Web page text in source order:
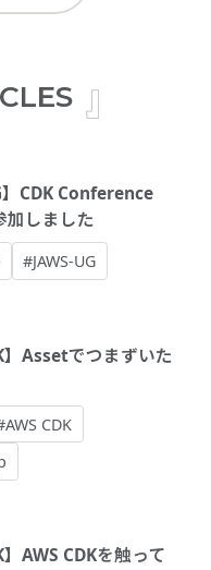
】CDK Conference
加しました
#JAWS-UG
】Assetでつまずいた
CDK
】AWS CDKを触って